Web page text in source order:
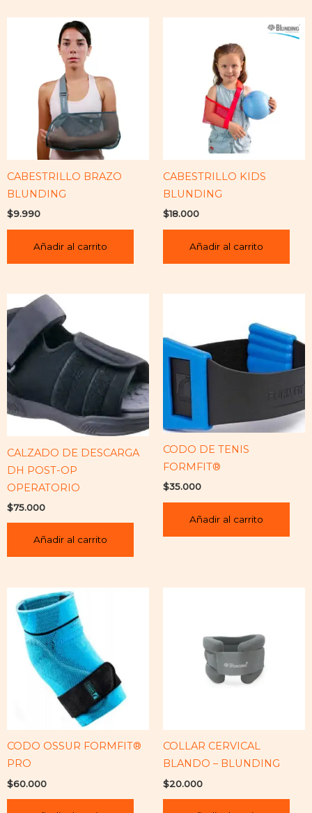
CABESTRILLO BRAZO
BLUNDING
$9.990
Añadir al carrito
CABESTRILLO KIDS
BLUNDING
$18.000
Añadir al carrito
CALZADO DE DESCARGA
DH POST-OP
OPERATORIO
$75.000
Añadir al carrito
CODO DE TENIS
FORMFIT®
$35.000
Añadir al carrito
CODO OSSUR FORMFIT®
PRO
$60.000
COLLAR CERVICAL
BLANDO – BLUNDING
$20.000